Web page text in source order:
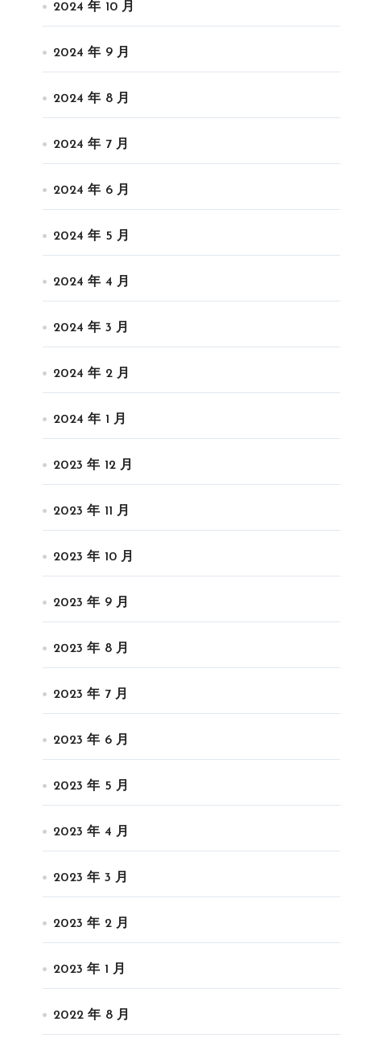
2024 年 10 月
2024 年 9 月
2024 年 8 月
2024 年 7 月
2024 年 6 月
2024 年 5 月
2024 年 4 月
2024 年 3 月
2024 年 2 月
2024 年 1 月
2023 年 12 月
2023 年 11 月
2023 年 10 月
2023 年 9 月
2023 年 8 月
2023 年 7 月
2023 年 6 月
2023 年 5 月
2023 年 4 月
2023 年 3 月
2023 年 2 月
2023 年 1 月
2022 年 8 月